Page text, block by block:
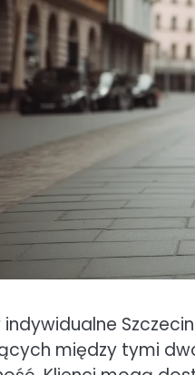
indywidualne
między tymi